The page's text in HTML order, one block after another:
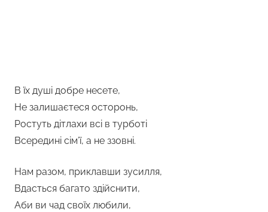
В їх душі добре несете,
Не залишаєтеся осторонь,
Ростуть дітлахи всі в турботі
Всередині сім’ї, а не ззовні.
Нам разом, приклавши зусилля,
Вдасться багато здійснити,
Аби ви чад своїх любили,